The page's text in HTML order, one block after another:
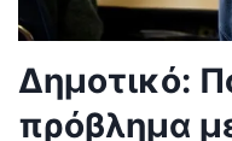
Δημοτικό:
πρόβλημα